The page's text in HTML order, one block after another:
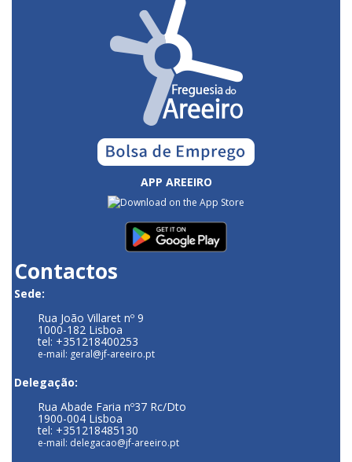
APP AREEIRO
Contactos
Sede:
Rua João Villaret nº 9
1000-182 Lisboa
tel: +351218400253
e-mail: geral@jf-areeiro.pt
Delegação:
Rua Abade Faria nº37 Rc/Dto
1900-004 Lisboa
tel: +351218485130
e-mail: delegacao@jf-areeiro.pt